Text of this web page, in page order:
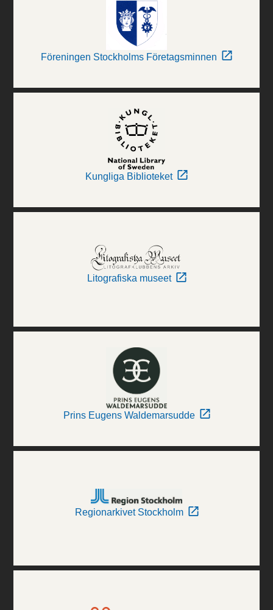
Föreningen Stockholms Företagsminnen
Kungliga Biblioteket
Litografiska museet
Prins Eugens Waldemarsudde
Regionarkivet Stockholm